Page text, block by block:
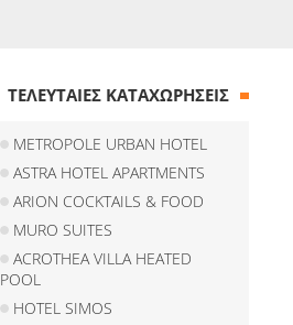
ΤΕΛΕΥΤΑΙΕΣ ΚΑΤΑΧΩΡΗΣΕΙΣ
METROPOLE URBAN HOTEL
ASTRA HOTEL APARTMENTS
ARION COCKTAILS & FOOD
MURO SUITES
ACROTHEA VILLA HEATED
POOL
HOTEL SIMOS